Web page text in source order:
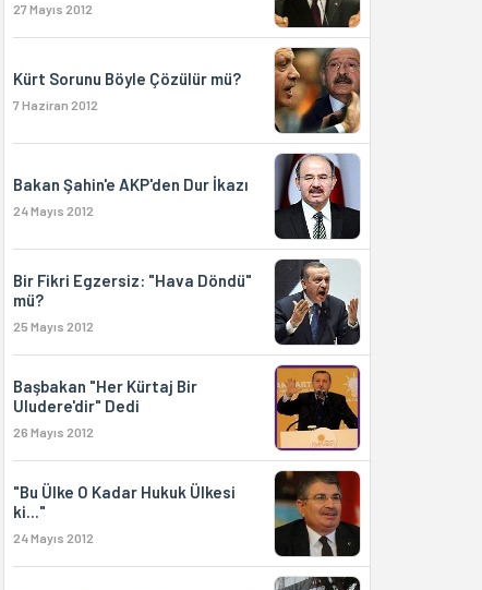
27 Mayıs 2012
Kürt Sorunu Böyle Çözülür mü?
7 Haziran 2012
Bakan Şahin'e AKP'den Dur İkazı
24 Mayıs 2012
Bir Fikri Egzersiz: "Hava Döndü"
mü?
25 Mayıs 2012
Başbakan "Her Kürtaj Bir
Uludere'dir" Dedi
26 Mayıs 2012
"Bu Ülke O Kadar Hukuk Ülkesi
ki..."
24 Mayıs 2012